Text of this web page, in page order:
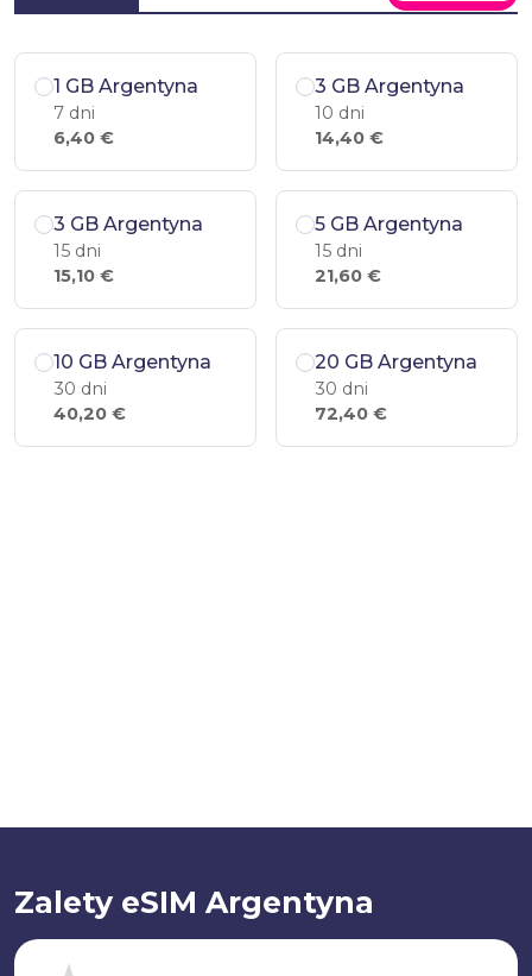
1 GB Argentyna
7 dni
6,40 €
3 GB Argentyna
10 dni
14,40 €
3 GB Argentyna
15 dni
15,10 €
5 GB Argentyna
15 dni
21,60 €
10 GB Argentyna
30 dni
40,20 €
20 GB Argentyna
30 dni
72,40 €
Zalety eSIM Argentyna